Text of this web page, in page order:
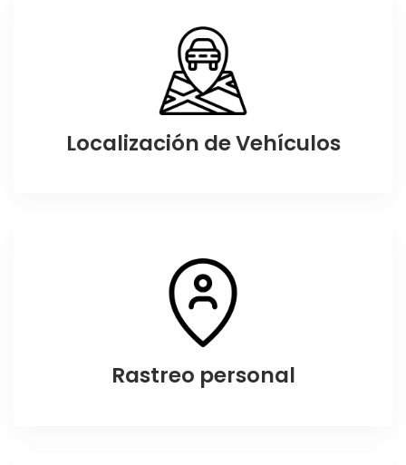
Localización de Vehículos
Rastreo personal